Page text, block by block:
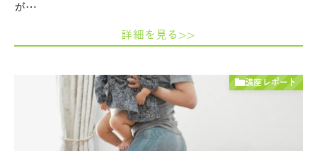
が…
詳細を見る>>
講座レポート